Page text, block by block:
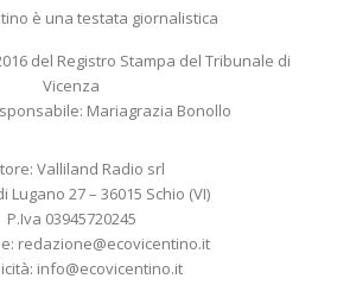
è una testata giornalistica
del Registro Stampa del Tribunale di
Vicenza
Mariagrazia Bonollo
Valliland Radio srl
Lugano 27 – 36015 Schio (VI)
P.Iva 03945720245
redazione@ecovicentino.it
info@ecovicentino.it